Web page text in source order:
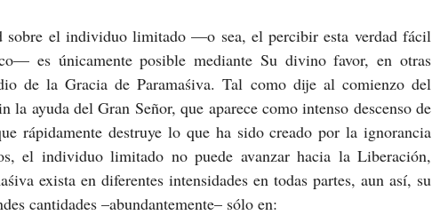
sobre el individuo limitado —o sea, el percibir esta verdad fácil
es únicamente posible mediante Su divino favor, en otras
de la Gracia de Paramaśiva. Tal como dije al comienzo del
la ayuda del Gran Señor, que aparece como intenso descenso de
rápidamente destruye lo que ha sido creado por la ignorancia
el individuo limitado no puede avanzar hacia la Liberación,
exista en diferentes intensidades en todas partes, aun así, su
cantidades –abundantemente– sólo en: